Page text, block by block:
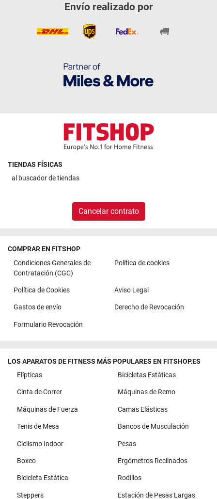
Envío realizado por
TIENDAS FÍSICAS
al buscador de tiendas
Cancelar contrato
COMPRAR EN FITSHOP
Condiciones Generales de
Contratación (CGC)
Política de cookies
Política de Cookies Aviso Legal
Gastos de envío Derecho de Revocación
Formulario Revocación
LOS APARATOS DE FITNESS MÁS POPULARES EN FITSHOP.ES
Elípticas
Bicicletas Estáticas
Cinta de Correr Máquinas de Remo
Máquinas de Fuerza Camas Elásticas
Tenis de Mesa Bancos de Musculación
Ciclismo Indoor Pesas
Boxeo Ergómetros Reclinados
Bicicleta Estática Rodillos
Steppers Estación de Pesas Largas